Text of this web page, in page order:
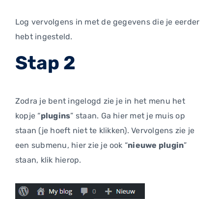
Log vervolgens in met de gegevens die je eerder
hebt ingesteld.
Stap 2
Zodra je bent ingelogd zie je in het menu het
kopje “plugins” staan. Ga hier met je muis op
staan (je hoeft niet te klikken). Vervolgens zie je
een submenu, hier zie je ook “nieuwe plugin”
staan, klik hierop.